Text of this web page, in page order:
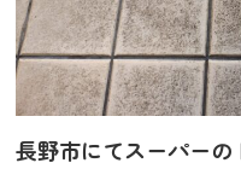
長野市にてスーパー